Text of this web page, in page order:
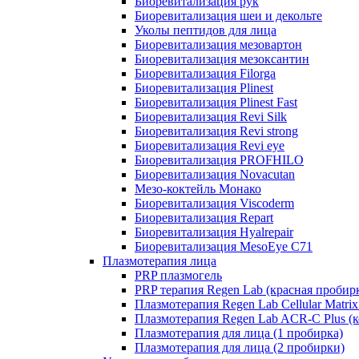
Биоревитализация шеи и декольте
Уколы пептидов для лица
Биоревитализация мезовартон
Биоревитализация мезоксантин
Биоревитализация Filorga
Биоревитализация Plinest
Биоревитализация Plinest Fast
Биоревитализация Revi Silk
Биоревитализация Revi strong
Биоревитализация Revi eye
Биоревитализация PROFHILO
Биоревитализация Novacutan
Мезо-коктейль Монако
Биоревитализация Viscoderm
Биоревитализация Repart
Биоревитализация Hyalrepair
Биоревитализация MesoEye C71
Плазмотерапия лица
PRP плазмогель
PRP терапия Regen Lab (красная
Плазмотерапия Regen Lab Cellular
Плазмотерапия Regen Lab ACR-C Plus
Плазмотерапия для лица (1 пробирка)
Плазмотерапия для лица (2 пробирки)